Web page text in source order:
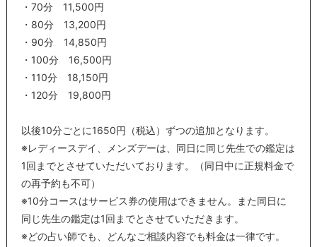
・70分 11,500円
・80分 13,200円
・90分 14,850円
・100分 16,500円
・110分 18,150円
・120分 19,800円
以後10分ごとに1650円（税込）ずつの追加となります。
※レディースデイ、メンズデーは、同日に同じ先生での鑑定は
1回までとさせていただいております。（同日中に正規料金で
の再予約も不可）
※10分コースはサービス券の使用はできません。また同日に
同じ先生の鑑定は1回までとさせていただきます。
※どの占い師でも、どんなご相談内容でも料金は一律です。